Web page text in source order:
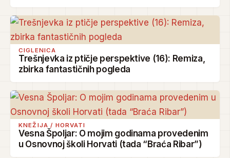
CIGLENICA
Trešnjevka iz ptičje perspektive (16): Remiza,
zbirka fantastičnih pogleda
KNEŽIJA / HORVATI
Vesna Špoljar: O mojim godinama provedenim
u Osnovnoj školi Horvati (tada “Braća Ribar”)